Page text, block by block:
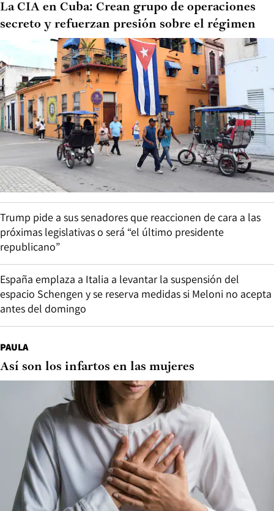
La CIA en Cuba: Crean grupo de operaciones
secreto y refuerzan presión sobre el régimen
Trump pide a sus senadores que reaccionen de cara a las
próximas legislativas o será “el último presidente
republicano”
España emplaza a Italia a levantar la suspensión del
espacio Schengen y se reserva medidas si Meloni no acepta
antes del domingo
PAULA
Así son los infartos en las mujeres